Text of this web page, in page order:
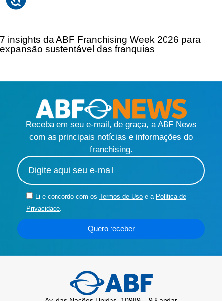
7 insights da ABF Franchising Week 2026 para
expansão sustentável das franquias
Receba em seu e-mail, de graça, a ABF News
com as principais notícias e informações do
franchising.
Li e concordo com os Termos de Uso e a Política de
Privacidade
Quero receber